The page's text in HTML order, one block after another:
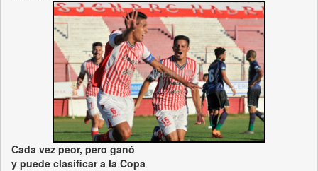
Cada vez peor, pero ganó
y puede clasificar a la Copa